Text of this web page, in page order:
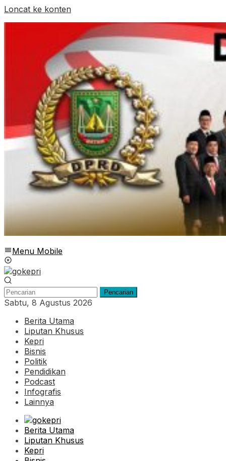
Loncat ke konten
Menu Mobile
Pencarian
Sabtu, 8 Agustus 2026
Berita Utama
Liputan Khusus
Kepri
Bisnis
Politik
Pendidikan
Podcast
Infografis
Lainnya
Berita Utama
Liputan Khusus
Kepri